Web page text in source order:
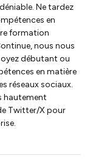
Ne tardez
en
formation
nous nous
débutant ou
en matière
réseaux sociaux.
hautement
Twitter/X pour